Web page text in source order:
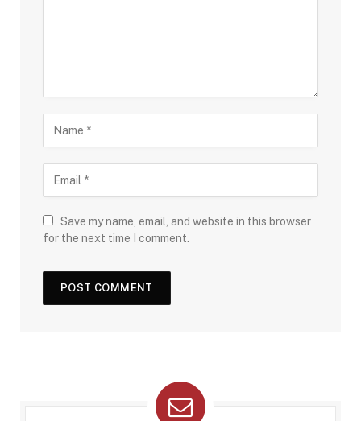
Save my name, email, and website in this browser
for the next time I comment.